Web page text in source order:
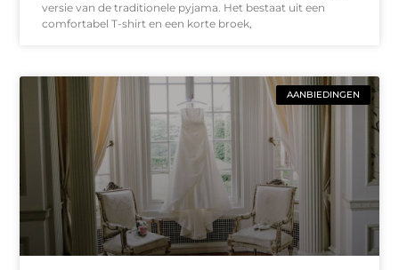
versie van de traditionele pyjama. Het bestaat uit een
comfortabel T-shirt en een korte broek,
AANBIEDINGEN